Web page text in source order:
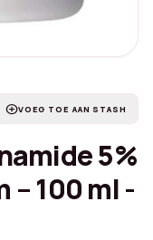
add_circleVOEG TOE AAN STASH
5%
– 100 ml -